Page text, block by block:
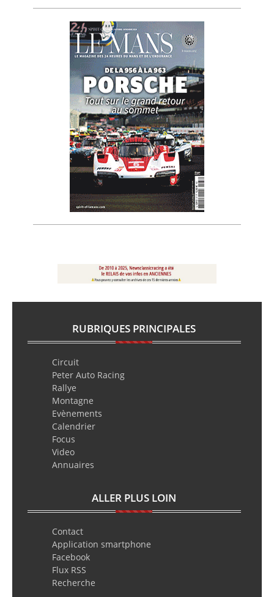
RUBRIQUES PRINCIPALES
Circuit
Peter Auto Racing
Rallye
Montagne
Evènements
Calendrier
Focus
Video
Annuaires
ALLER PLUS LOIN
Contact
Application smartphone
Facebook
Flux RSS
Recherche